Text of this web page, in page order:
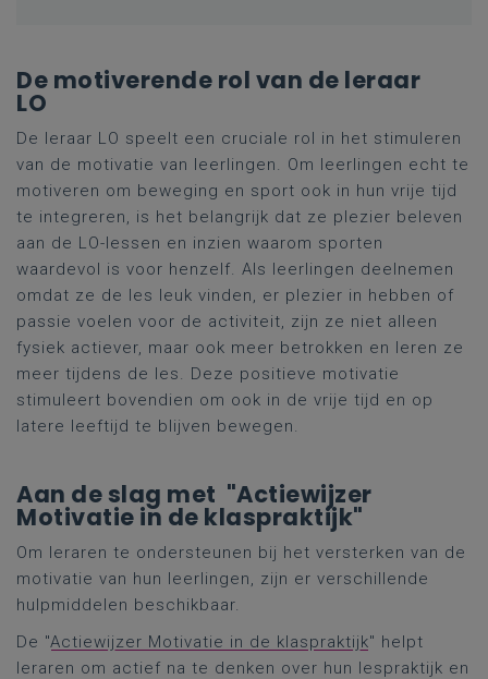
De motiverende rol van de leraar
LO
De leraar LO speelt een cruciale rol in het stimuleren
van de motivatie van leerlingen. Om leerlingen echt te
motiveren om beweging en sport ook in hun vrije tijd
te integreren, is het belangrijk dat ze plezier beleven
aan de LO-lessen en inzien waarom sporten
waardevol is voor henzelf. Als leerlingen deelnemen
omdat ze de les leuk vinden, er plezier in hebben of
passie voelen voor de activiteit, zijn ze niet alleen
fysiek actiever, maar ook meer betrokken en leren ze
meer tijdens de les. Deze positieve motivatie
stimuleert bovendien om ook in de vrije tijd en op
latere leeftijd te blijven bewegen.
Aan de slag met "Actiewijzer
Motivatie in de klaspraktijk"
Om leraren te ondersteunen bij het versterken van de
motivatie van hun leerlingen, zijn er verschillende
hulpmiddelen beschikbaar.
De "Actiewijzer Motivatie in de klaspraktijk" helpt
leraren om actief na te denken over hun lespraktijk en